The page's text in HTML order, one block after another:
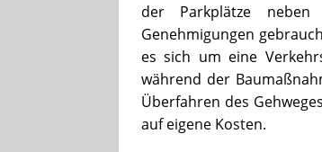
der Parkplätze neben
Genehmigungen
es sich um eine
während der
Überfahren des
auf eigene Kosten.